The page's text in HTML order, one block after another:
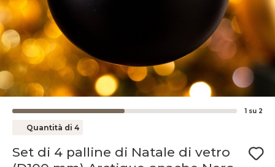
1 su 2
Quantità di 4
Set di 4 palline di Natale di vetro